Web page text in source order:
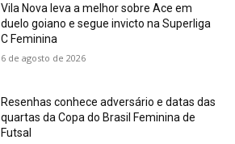
Vila Nova leva a melhor sobre Ace em
duelo goiano e segue invicto na Superliga
C Feminina
6 de agosto de 2026
Resenhas conhece adversário e datas das
quartas da Copa do Brasil Feminina de
Futsal